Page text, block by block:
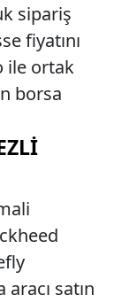
sipariş
fiyatını
ile ortak
borsa
satın